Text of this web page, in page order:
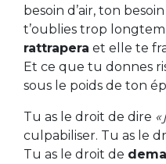
besoin d’air, ton
t’oublies trop
rattrapera et elle te
Et ce que tu donnes
sous le poids de ton
Tu as le droit de dire
culpabiliser. Tu as le
Tu as le droit de